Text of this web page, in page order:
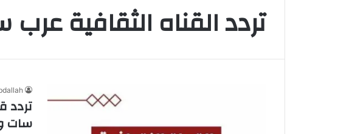
تردد القناه الثقافية
تردد
سات